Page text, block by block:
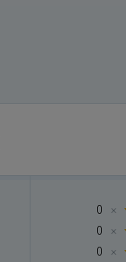
0
×
0
×
0
×